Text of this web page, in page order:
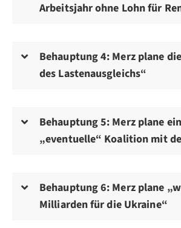
Arbeitsjahr ohne Lohn für
Behauptung 4: Merz plane
des Lastenausgleichs“
Behauptung 5: Merz plane
„eventuelle“ Koalition mit
Behauptung 6: Merz plane
Milliarden für die Ukraine“